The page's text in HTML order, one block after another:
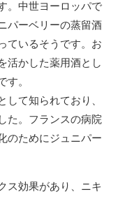
。中世ヨーロッパで
パーベリーの蒸留酒
ているそうです。お
活かした薬用酒とし
す。
して知られており、
た。フランスの病院
のためにジュニパー
ス効果があり、ニキ